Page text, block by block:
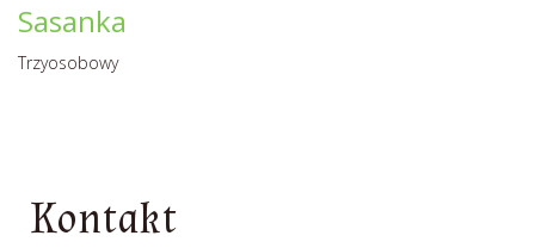
Sasanka
Trzyosobowy
Kontakt